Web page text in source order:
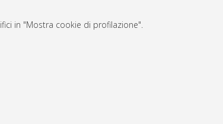
in "Mostra cookie di profilazione".